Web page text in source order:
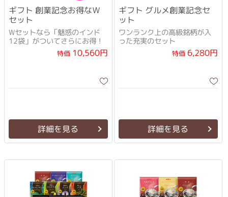
ギフト 創業記念お得なＷ
セット
Wセットなら「魅惑のインド
12袋」がついてさらにお得！
特価10,560円
詳細を見る
ギフト グルメ創業記念セ
ット
ワンランク上の高級銘柄が入
った充実のセット
特価6,280円
詳細を見る